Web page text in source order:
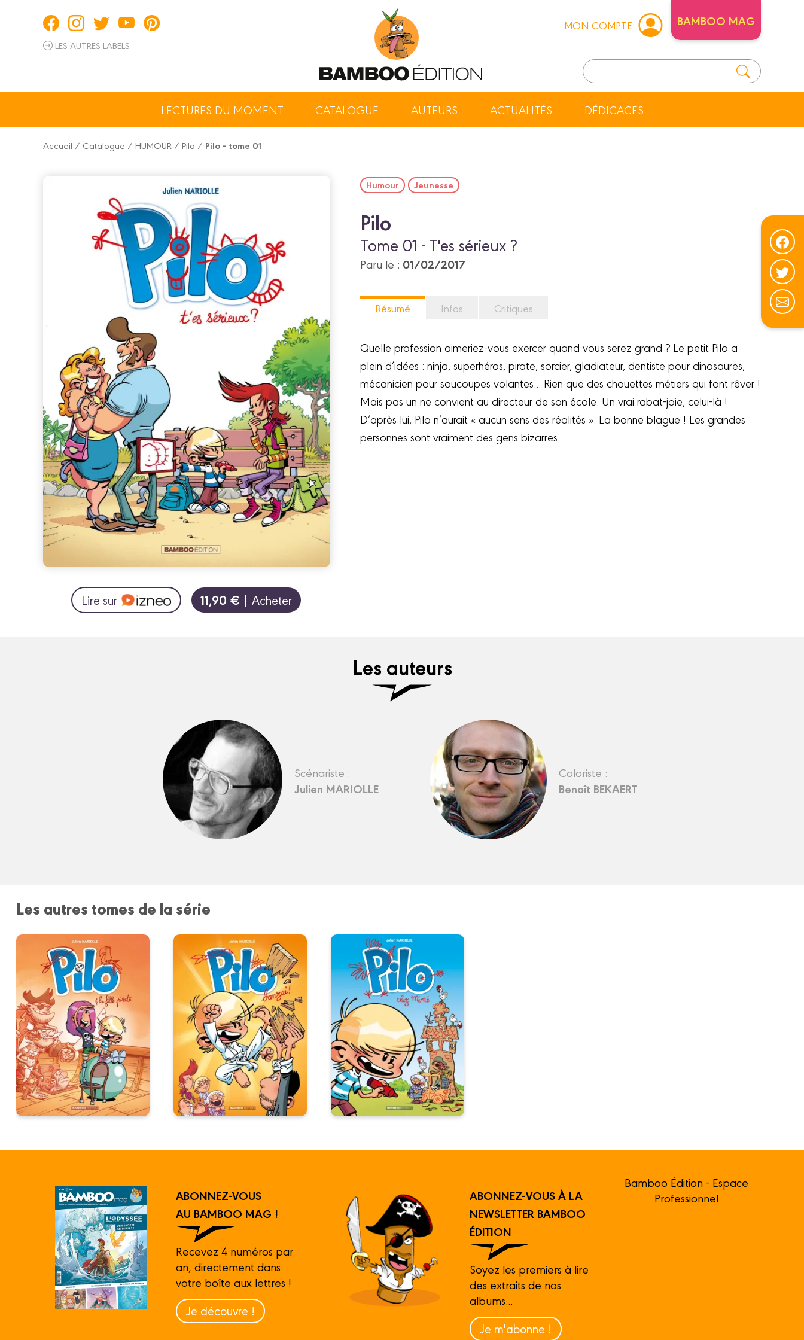
LES AUTRES LABELS
MON COMPTE BAMBOO MAG
LECTURES DU MOMENT CATALOGUE AUTEURS ACTUALITÉS DÉDICACES
Accueil / Catalogue / HUMOUR / Pilo / Pilo - tome 01
Lire sur 11,90 € | Acheter
Humour Jeunesse
Pilo
Tome 01 - T'es sérieux ?
Paru le : 01/02/2017
Résumé Infos Critiques
Quelle profession aimeriez-vous exercer quand vous serez grand ? Le petit Pilo a
plein d’idées : ninja, superhéros, pirate, sorcier, gladiateur, dentiste pour dinosaures,
mécanicien pour soucoupes volantes... Rien que des chouettes métiers qui font rêver !
Mais pas un ne convient au directeur de son école. Un vrai rabat-joie, celui-là !
D’après lui, Pilo n’aurait « aucun sens des réalités ». La bonne blague ! Les grandes
personnes sont vraiment des gens bizarres…
Les auteurs
Scénariste :
Julien MARIOLLE
Coloriste :
Benoît BEKAERT
Les autres tomes de la série
ABONNEZ-VOUS
AU BAMBOO MAG !
Recevez 4 numéros par
an, directement dans
votre boîte aux lettres !
Je découvre !
ABONNEZ-VOUS À LA
NEWSLETTER BAMBOO
ÉDITION
Soyez les premiers à lire
des extraits de nos
albums...
Je m'abonne !
Bamboo Édition - Espace
Professionnel